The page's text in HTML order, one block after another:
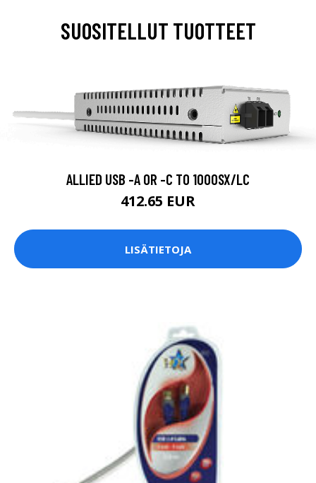
SUOSITELLUT TUOTTEET
ALLIED USB -A OR -C TO 1000SX/LC
412.65 EUR
LISÄTIETOJA